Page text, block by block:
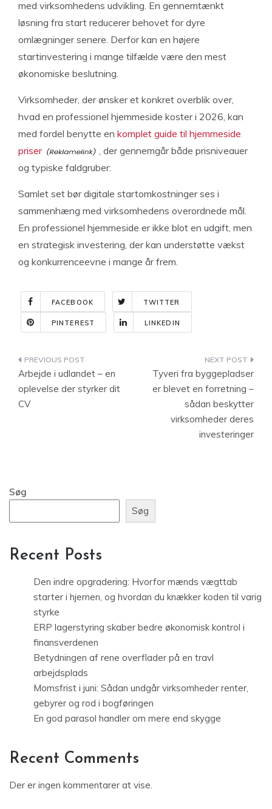
med virksomhedens udvikling. En gennemtænkt
løsning fra start reducerer behovet for dyre
omlægninger senere. Derfor kan en højere
startinvestering i mange tilfælde være den mest
økonomiske beslutning.
Virksomheder, der ønsker et konkret overblik over,
hvad en professionel hjemmeside koster i 2026, kan
med fordel benytte en komplet guide til hjemmeside
priser
, der gennemgår både prisniveauer
og typiske faldgruber:
Samlet set bør digitale startomkostninger ses i
sammenhæng med virksomhedens overordnede mål.
En professionel hjemmeside er ikke blot en udgift, men
en strategisk investering, der kan understøtte vækst
og konkurrenceevne i mange år frem.
FACEBOOK TWITTER
PINTEREST LINKEDIN
Indlægsnavigation
Arbejde i udlandet – en
oplevelse der styrker dit
CV
Tyveri fra byggepladser
er blevet en forretning –
sådan beskytter
virksomheder deres
investeringer
Søg
Søg
Recent Posts
Den indre opgradering: Hvorfor mænds vægttab
starter i hjernen, og hvordan du knækker koden til varig
styrke
ERP lagerstyring skaber bedre økonomisk kontrol i
finansverdenen
Betydningen af rene overflader på en travl
arbejdsplads
Momsfrist i juni: Sådan undgår virksomheder renter,
gebyrer og rod i bogføringen
En god parasol handler om mere end skygge
Recent Comments
Der er ingen kommentarer at vise.